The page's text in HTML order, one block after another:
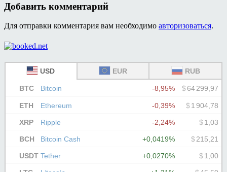
Добавить комментарий
Для отправки комментария вам необходимо авторизоваться.